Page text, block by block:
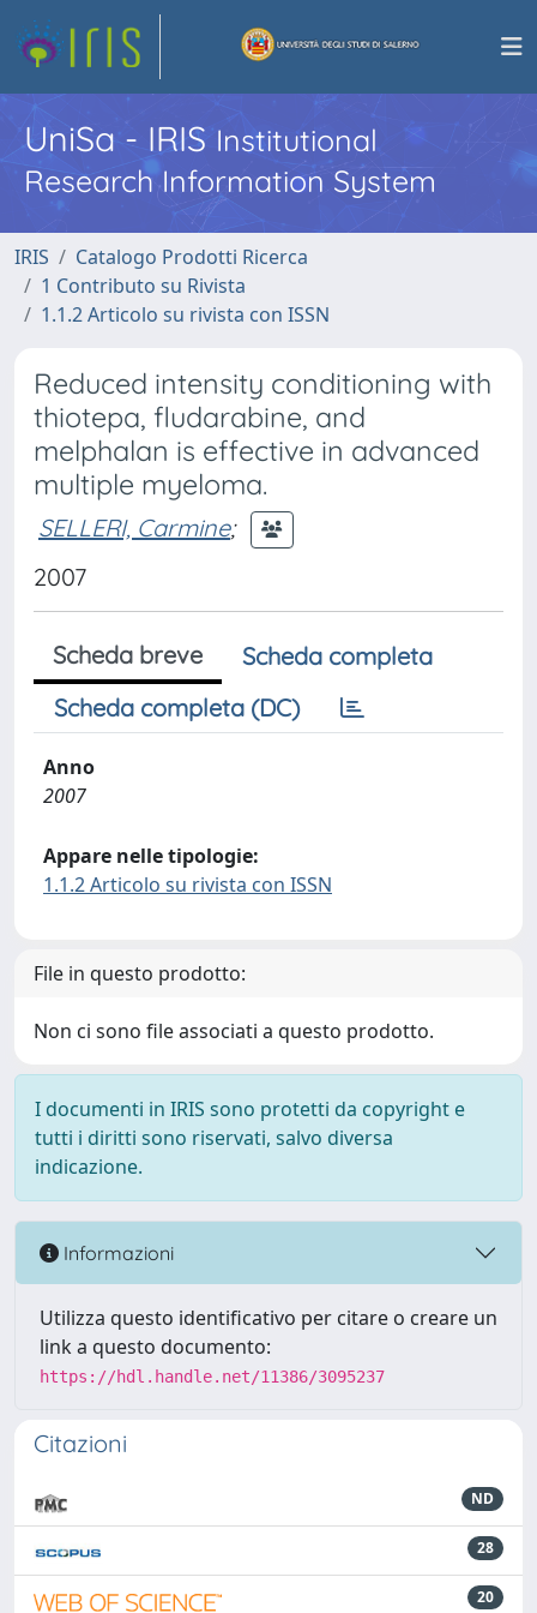
UniSa - IRISInstitutional
Research Information System
IRIS
Catalogo Prodotti Ricerca
1 Contributo su Rivista
1.1.2 Articolo su rivista con ISSN
Reduced intensity conditioning with
thiotepa, fludarabine, and
melphalan is effective in advanced
multiple myeloma.
SELLERI, Carmine;
2007
Scheda breve
Scheda completa
Scheda completa (DC)
Anno
2007
Appare nelle tipologie:
1.1.2 Articolo su rivista con ISSN
File in questo prodotto:
Non ci sono file associati a questo prodotto.
I documenti in IRIS sono protetti da copyright e
tutti i diritti sono riservati, salvo diversa
indicazione.
Informazioni
Utilizza questo identificativo per citare o creare un
link a questo documento:
https://hdl.handle.net/11386/3095237
Citazioni
ND
28
20